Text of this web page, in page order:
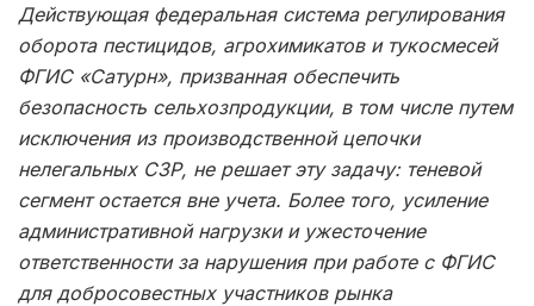
Действующая федеральная система регулирования
оборота пестицидов, агрохимикатов и тукосмесей
ФГИС «Сатурн», призванная обеспечить
безопасность сельхозпродукции, в том числе путем
исключения из производственной цепочки
нелегальных СЗР, не решает эту задачу: теневой
сегмент остается вне учета. Более того, усиление
административной нагрузки и ужесточение
ответственности за нарушения при работе с ФГИС
для добросовестных участников рынка